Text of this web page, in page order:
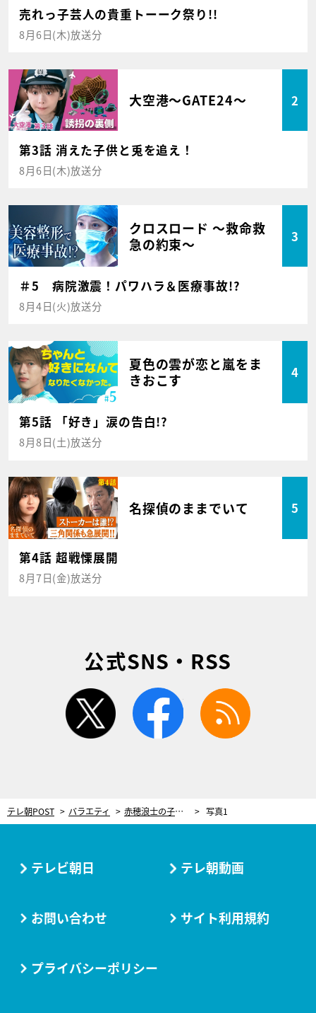
売れっ子芸人の貴重トーーク祭り!!
8月6日(木)放送分
大空港～GATE24～ 2
第3話 消えた子供と兎を追え！
8月6日(木)放送分
クロスロード ～救命救
急の約束～
3
＃5 病院激震！パワハラ＆医療事故!?
8月4日(火)放送分
夏色の雲が恋と嵐をま
きおこす
4
第5話 「好き」涙の告白!?
8月8日(土)放送分
名探偵のままでいて 5
第4話 超戦慄展開
8月7日(金)放送分
公式SNS・RSS
twitter facebook
テレ朝POST バラエティ 赤穂浪士の子孫の声優が特別出演！テレビ初公開の史料も…『忠臣蔵』驚きの新説が明らかに 写真1
テレビ朝日 テレ朝動画
お問い合わせ サイト利用規約
プライバシーポリシー